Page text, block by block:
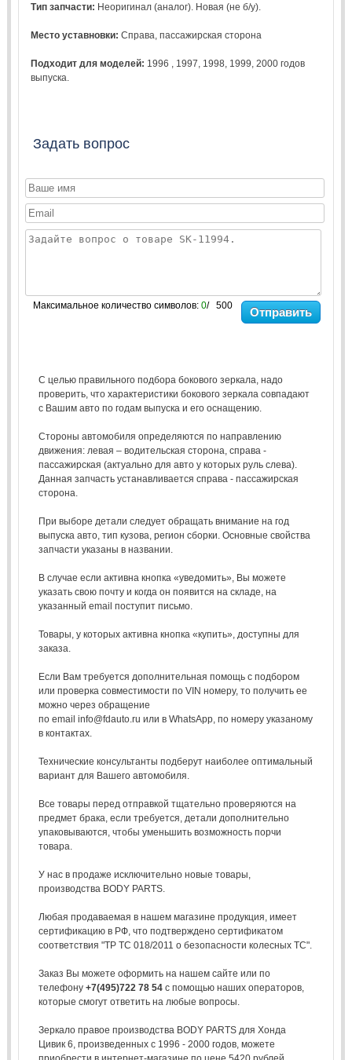
Тип запчасти: Неоригинал (аналог). Новая (не б/у).
Место уставновки:Справа, пассажирская сторона
Подходит для моделей: 1996 1997 1998 1999 ,2000 годов
выпуска.
Задать вопрос
Максимальное количество символов: 0/ 500 Отправить
С целью правильного подбора бокового зеркала, надо
проверить, что характеристики бокового зеркала совпадают
с Вашим авто по годам выпуска и его оснащению.
Стороны автомобиля определяются по направлению
движения: левая – водительская сторона, справа -
пассажирская (актуально для авто у которых руль слева).
Данная запчасть устанавливается справа - пассажирская
сторона.
При выборе детали следует обращать внимание на год
выпуска авто, тип кузова, регион сборки. Основные свойства
запчасти указаны в названии.
В случае если активна кнопка «уведомить», Вы можете
указать свою почту и когда он появится на складе, на
указанный email поступит письмо.
Товары, у которых активна кнопка «купить», доступны для
заказа.
Если Вам требуется дополнительная помощь с подбором
или проверка совместимости по VIN номеру, то получить ее
можно через обращение
по email info@fdauto.ru или в WhatsApp, по номеру указаному
в контактах.
Технические консультанты подберут наиболее оптимальный
вариант для Вашего автомобиля.
Все товары перед отправкой тщательно проверяются на
предмет брака, если требуется, детали дополнительно
упаковываются, чтобы уменьшить возможность порчи
товара.
У нас в продаже исключительно новые товары,
производства BODY PARTS.
Любая продаваемая в нашем магазине продукция, имеет
сертификацию в РФ, что подтверждено сертификатом
соответствия "ТР ТС 018/2011 о безопасности колесных ТС".
Заказ Вы можете оформить на нашем сайте или по
телефону +7(495)722 78 54с помощью наших операторов,
которые смогут ответить на любые вопросы.
Зеркало правое производства BODY PARTS для Хонда
Цивик 6, произведенных с 1996 - 2000 годов, можете